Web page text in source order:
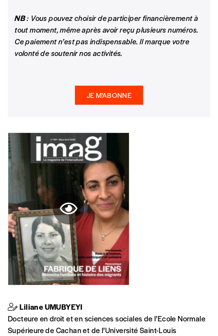
NB: Vous pouvez choisir de participer financièrement à
tout moment, même après avoir reçu plusieurs numéros.
Ce paiement n’est pas indispensable. Il marque votre
volonté de soutenir nos activités.
JE M'ABONNE
Liliane UMUBYEYI
Docteure en droit et en sciences sociales de l’Ecole Normale
Supérieure de Cachan et de l’Université Saint-Louis